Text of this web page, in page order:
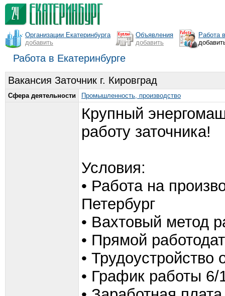
Организации Екатеринбурга
добавить
Объявления
добавить
Работа
Работа в Екатеринбурге
Вакансия Заточник г. Кировград
Сфера деятельности Промышленность, производство
Крупный
работу заточника!
Условия:
• Работа на
Петербург
• Вахтовый метод
• Прямой
•
• График работы 6/